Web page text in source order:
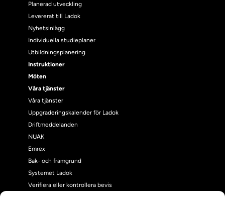
Planerad utveckling
Levererat till Ladok
Nyhetsinlägg
Individuella studieplaner
Utbildningsplanering
Instruktioner
Möten
Våra tjänster
Våra tjänster
Uppgraderingskalender för Ladok
Driftmeddelanden
NUAK
Emrex
Bak- och framgrund
Systemet Ladok
Verifiera eller kontrollera bevis